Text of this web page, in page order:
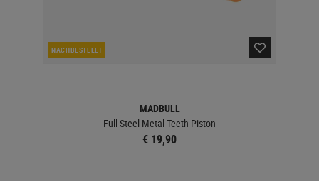
NACHBESTELLT
MADBULL
Full Steel Metal Teeth Piston
€ 19,90